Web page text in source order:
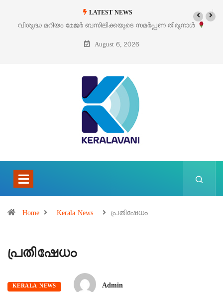
LATEST NEWS
വിശുദ്ധ മറിയം മേജർ ബസിലിക്കയുടെ സമർപ്പണ തിരുനാൾ
ഓഗസ്റ്റ് 5 –
August 6, 2026
Home Kerala News പ്രതിഷേധം
പ്രതിഷേധം
KERALA NEWS
Admin